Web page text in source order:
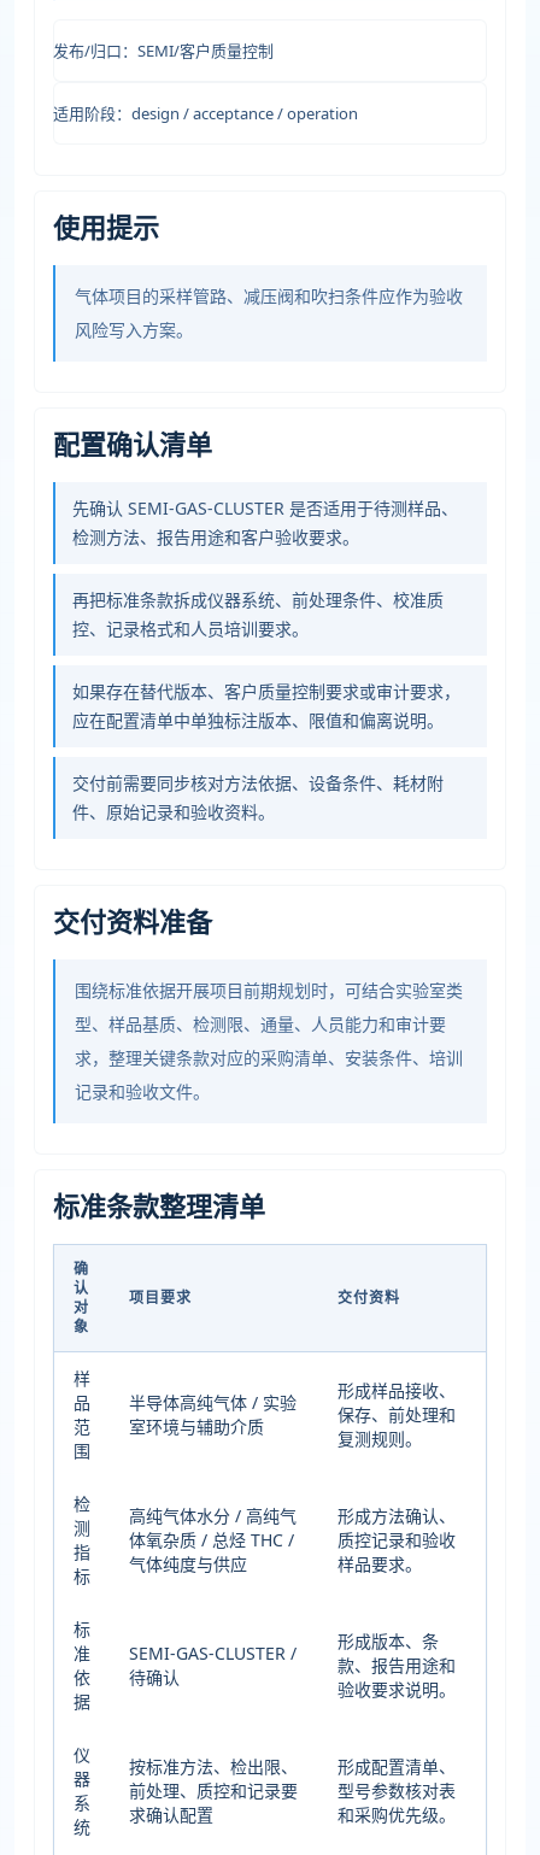
发布/归口：SEMI/客户质量控制
适用阶段：design / acceptance / operation
使用提示
气体项目的采样管路、减压阀和吹扫条件应作为验收
风险写入方案。
配置确认清单
先确认 SEMI-GAS-CLUSTER 是否适用于待测样品、
检测方法、报告用途和客户验收要求。
再把标准条款拆成仪器系统、前处理条件、校准质
控、记录格式和人员培训要求。
如果存在替代版本、客户质量控制要求或审计要求，
应在配置清单中单独标注版本、限值和偏离说明。
交付前需要同步核对方法依据、设备条件、耗材附
件、原始记录和验收资料。
交付资料准备
围绕标准依据开展项目前期规划时，可结合实验室类
型、样品基质、检测限、通量、人员能力和审计要
求，整理关键条款对应的采购清单、安装条件、培训
记录和验收文件。
标准条款整理清单
确
认
对
象
项目要求 交付资料
样
品
范
围
半导体高纯气体 / 实验
室环境与辅助介质
形成样品接收、
保存、前处理和
复测规则。
检
测
指
标
高纯气体水分 / 高纯气
体氧杂质 / 总烃 THC /
气体纯度与供应
形成方法确认、
质控记录和验收
样品要求。
标
准
依
据
SEMI-GAS-CLUSTER /
待确认
形成版本、条
款、报告用途和
验收要求说明。
仪
器
系
统
按标准方法、检出限、
前处理、质控和记录要
求确认配置
形成配置清单、
型号参数核对表
和采购优先级。